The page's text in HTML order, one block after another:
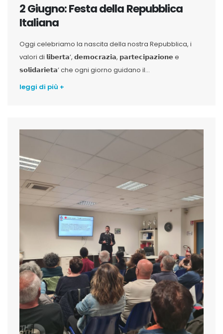
2 Giugno: Festa della Repubblica
Italiana
Oggi celebriamo la nascita della nostra Repubblica, i
valori di 𝗹𝗶𝗯𝗲𝗿𝘁𝗮’, 𝗱𝗲𝗺𝗼𝗰𝗿𝗮𝘇𝗶𝗮, 𝗽𝗮𝗿𝘁𝗲𝗰𝗶𝗽𝗮𝘇𝗶𝗼𝗻𝗲 e
𝘀𝗼𝗹𝗶𝗱𝗮𝗿𝗶𝗲𝘁𝗮’ che ogni giorno guidano il...
leggi di più +